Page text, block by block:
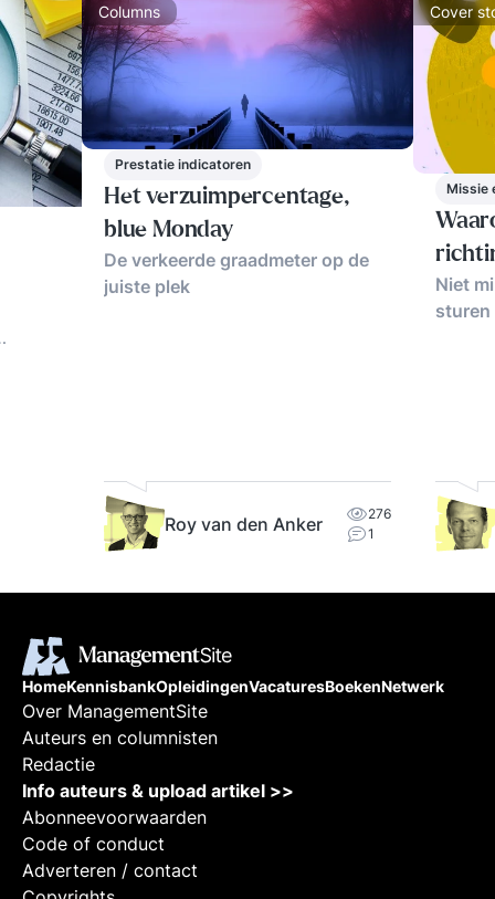
Columns
Prestatie indicatoren
Het verzuimpercentage,
blue Monday
De verkeerde graadmeter op de
juiste plek
Roy van den Anker
276
1
Cover
Missie
Niet
sturen
HomeKennisbankOpleidingenVacaturesBoekenNetwerk
Over ManagementSite
Auteurs en columnisten
Redactie
Info auteurs & upload artikel >>
Abonneevoorwaarden
Code of conduct
Adverteren / contact